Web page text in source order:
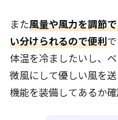
また風量や風力を調節
い分けられるので便利
体温を冷ましたいし、
微風にして優しい風を
機能を装備してあるか確